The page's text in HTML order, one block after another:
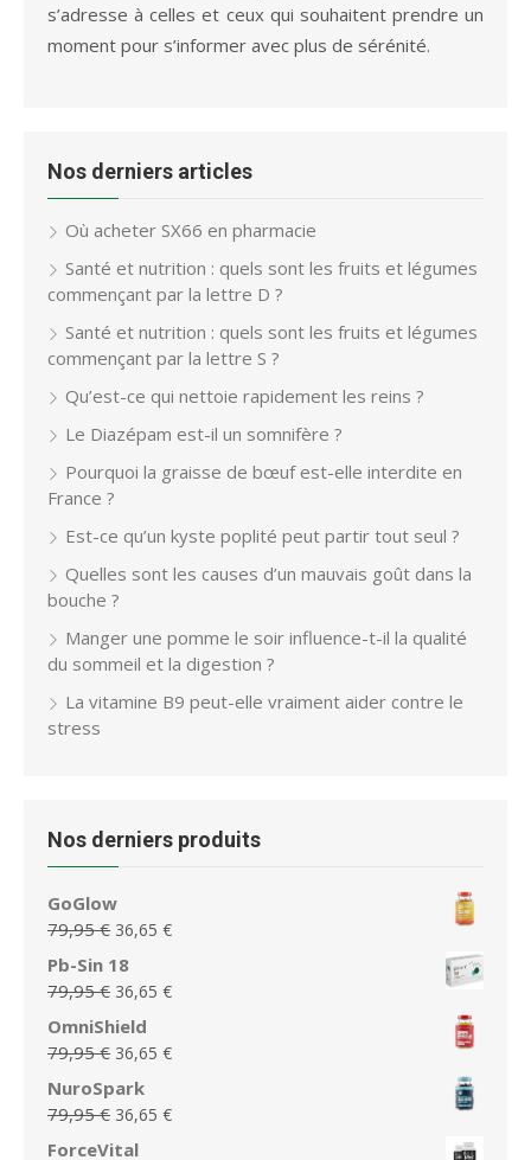
s’adresse à celles et ceux qui souhaitent prendre un
moment pour s’informer avec plus de sérénité.
Nos derniers articles
Où acheter SX66 en pharmacie
Santé et nutrition : quels sont les fruits et légumes
commençant par la lettre D ?
Santé et nutrition : quels sont les fruits et légumes
commençant par la lettre S ?
Qu’est-ce qui nettoie rapidement les reins ?
Le Diazépam est-il un somnifère ?
Pourquoi la graisse de bœuf est-elle interdite en
France ?
Est-ce qu’un kyste poplité peut partir tout seul ?
Quelles sont les causes d’un mauvais goût dans la
bouche ?
Manger une pomme le soir influence-t-il la qualité
du sommeil et la digestion ?
La vitamine B9 peut-elle vraiment aider contre le
stress
Nos derniers produits
GoGlow
79,95€ Le
prix
initial
était :
79,95 €.
36,65 €Le
actuel
Pb-Sin 18
79,95€ Le
prix
initial
était :
79,95 €.
36,65 €Le
actuel
OmniShield
79,95€ Le
prix
initial
était :
79,95 €.
36,65 €Le
actuel
NuroSpark
79,95€ Le
prix
36,65 €Le
ForceVital